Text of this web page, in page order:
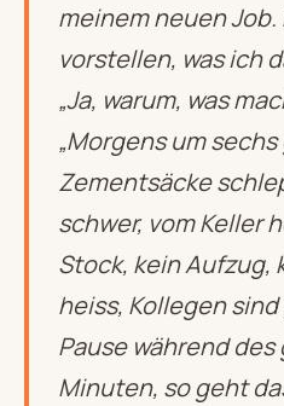
meinem neuen
vorstellen, was ich
„Ja, warum, was
„Morgens um sechs
Zementsäcke
schwer, vom Keller
Stock, kein Aufzug,
heiss, Kollegen
Pause während des
Minuten, so geht